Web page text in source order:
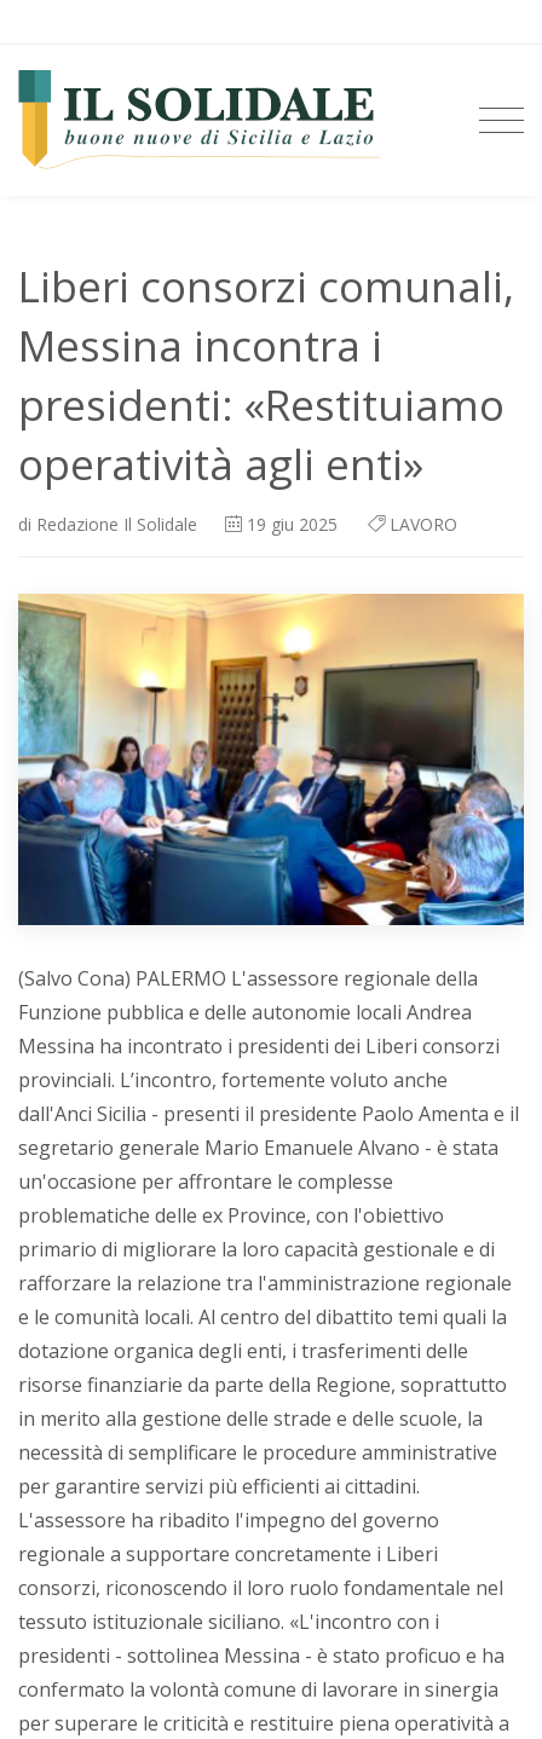
Liberi consorzi comunali,
Messina incontra i
presidenti: «Restituiamo
operatività agli enti»
di Redazione Il Solidale 19 giu 2025 LAVORO
(Salvo Cona) PALERMO L'assessore regionale della
Funzione pubblica e delle autonomie locali Andrea
Messina ha incontrato i presidenti dei Liberi consorzi
provinciali. L’incontro, fortemente voluto anche
dall'Anci Sicilia - presenti il presidente Paolo Amenta e il
segretario generale Mario Emanuele Alvano - è stata
un'occasione per affrontare le complesse
problematiche delle ex Province, con l'obiettivo
primario di migliorare la loro capacità gestionale e di
rafforzare la relazione tra l'amministrazione regionale
e le comunità locali. Al centro del dibattito temi quali la
dotazione organica degli enti, i trasferimenti delle
risorse finanziarie da parte della Regione, soprattutto
in merito alla gestione delle strade e delle scuole, la
necessità di semplificare le procedure amministrative
per garantire servizi più efficienti ai cittadini.
L'assessore ha ribadito l'impegno del governo
regionale a supportare concretamente i Liberi
consorzi, riconoscendo il loro ruolo fondamentale nel
tessuto istituzionale siciliano. «L'incontro con i
presidenti - sottolinea Messina - è stato proficuo e ha
confermato la volontà comune di lavorare in sinergia
per superare le criticità e restituire piena operatività a